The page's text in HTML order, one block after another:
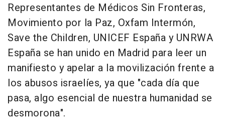
Representantes de Médicos Sin Fronteras,
Movimiento por la Paz, Oxfam Intermón,
Save the Children, UNICEF España y UNRWA
España se han unido en Madrid para leer un
manifiesto y apelar a la movilización frente a
los abusos israelíes, ya que "cada día que
pasa, algo esencial de nuestra humanidad se
desmorona".